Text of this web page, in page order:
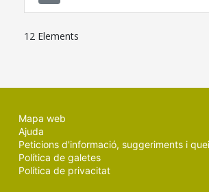
12 Elements
Mapa web
Ajuda
Peticions d'informació, suggeriments i
Política de galetes
Política de privacitat